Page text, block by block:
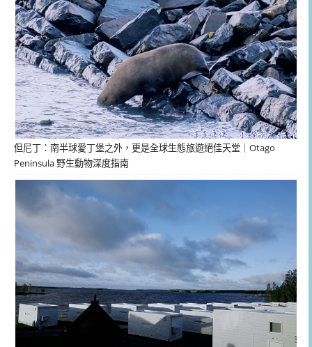
但尼丁：南半球愛丁堡之外，更是全球生態旅遊絕佳天堂｜Otago
Peninsula 野生動物深度指南